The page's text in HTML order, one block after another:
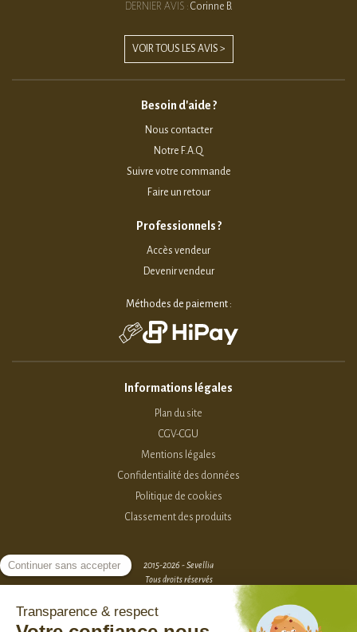
DERNIER AVIS : Corinne B.
VOIR TOUS LES AVIS >
Besoin d'aide ?
Nous contacter
Notre F.A.Q
Suivre votre commande
Faire un retour
Professionnels ?
Accès vendeur
Devenir vendeur
Méthodes de paiement :
Informations légales
Plan du site
CGV-CGU
Mentions légales
Confidentialité des données
Politique de cookies
Classement des produits
2015-2026 - Sevellia
Tous droits réservés